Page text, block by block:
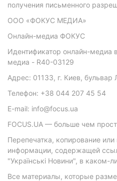
получения письменного
ООО «ФОКУС МЕДИА»
Онлайн-медиа ФОКУС
Идентификатор онлайн-медиа
медиа - R40-03129
Адрес: 01133, г. Киев, бульвар
Телефон: +38 044 207 45 54
E-mail: info@focus.ua
FOCUS.UA — больше чем
Перепечатка, копирование
информации, содержащей
"Українські Новини", в каком-
Все материалы, которые